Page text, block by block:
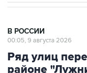
В РОССИИ
00:05, 9 августа 2026
Ряд улиц
районе